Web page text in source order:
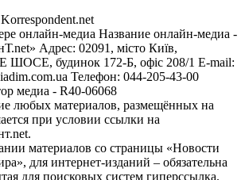
онлайн-медиа Название онлайн-медиа -
Адрес: 02091, місто Київ,
будинок 172-Б, офіс 208/1 E-mail:
Телефон: 044-205-43-00
медиа - R40-06068
любых материалов, размещённых на
при условии ссылки на
материалов со страницы «Новости
для интернет-изданий – обязательна
для поисковых систем гиперссылка.